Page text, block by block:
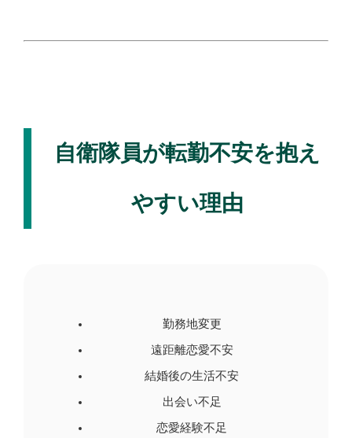
自衛隊員が転勤不安を抱え
やすい理由
勤務地変更
遠距離恋愛不安
結婚後の生活不安
出会い不足
恋愛経験不足